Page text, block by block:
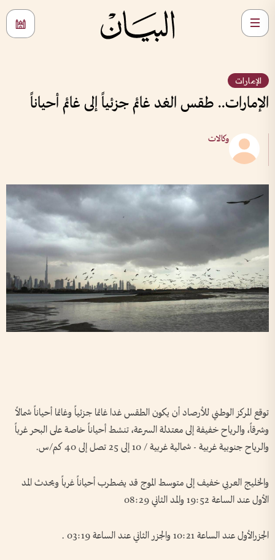
الإمارات
الإمارات.. طقس الغد غائم جزئياً إلى غائم أحياناً
وكالات
توقع المركز الوطني للأرصاد أن يكون الطقس غدا غائما جزئياً وغائما أحياناً شمالاً
وشرقاً، والرياح خفيفة إلى معتدلة السرعة، تنشط أحياناً خاصة على البحر غرباً
والرياح جنوبية غربية - شمالية غربية / 10 إلى 25 تصل إلى 40 كم/س.
والخليج العربي خفيف إلى متوسط الموج قد يضطرب أحياناً غرباً ويحدث المد
الأول عند الساعة 19:52 والمد الثاني 08:29
الجزرالأول عند الساعة 10:21 والجزر الثاني عند الساعة 03:19 .